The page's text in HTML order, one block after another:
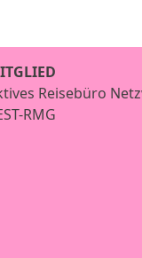
Reisebüro
RMG